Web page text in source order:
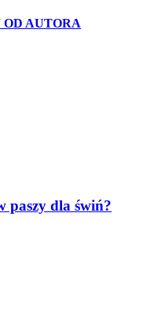
AUTORA
paszy dla świń?